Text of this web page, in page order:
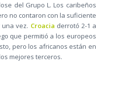
del Grupo L. Los caribeños
no contaron con la suficiente
vez. Croacia derrotó 2-1 a
que permitió a los europeos
pero los africanos están en
mejores terceros.